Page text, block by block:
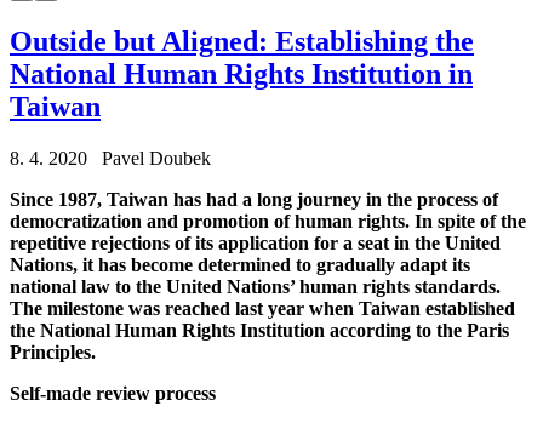
Outside but Aligned: Establishing the
National Human Rights Institution in
Taiwan
8. 4. 2020 Pavel Doubek
Since 1987, Taiwan has had a long journey in the process of
democratization and promotion of human rights. In spite of the
repetitive rejections of its application for a seat in the United
Nations, it has become determined to gradually adapt its
national law to the United Nations’ human rights standards.
The milestone was reached last year when Taiwan established
the National Human Rights Institution according to the Paris
Principles.
Self-made review process